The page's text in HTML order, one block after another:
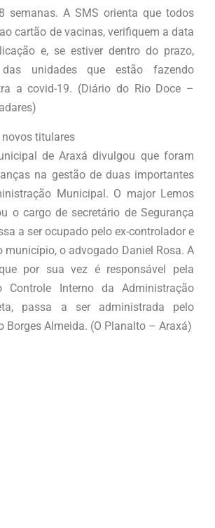
semanas. A SMS orienta que todos
cartão de vacinas, verifiquem a data
e, se estiver dentro do prazo,
unidades que estão fazendo
a covid-19. (Diário do Rio Doce –
titulares
de Araxá divulgou que foram
na gestão de duas importantes
Municipal. O major Lemos
o cargo de secretário de Segurança
a ser ocupado pelo ex-controlador e
município, o advogado Daniel Rosa. A
por sua vez é responsável pela
Controle Interno da Administração
passa a ser administrada pelo
Borges Almeida. (O Planalto – Araxá)